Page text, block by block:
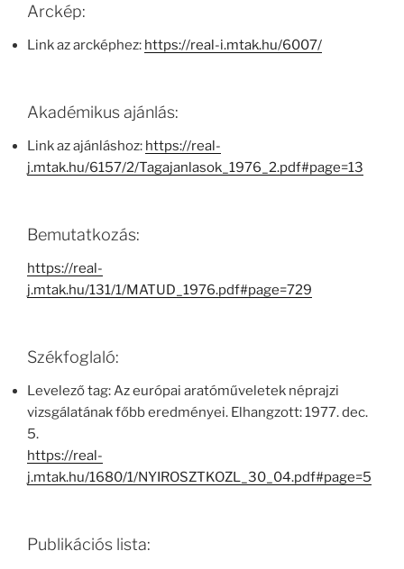
Arckép:
Link az arcképhez: https://real-i.mtak.hu/6007/
Akadémikus ajánlás:
Link az ajánláshoz: https://real-
j.mtak.hu/6157/2/Tagajanlasok_1976_2.pdf#page=13
Bemutatkozás:
https://real-
j.mtak.hu/131/1/MATUD_1976.pdf#page=729
Székfoglaló:
Levelező tag: Az európai aratóműveletek néprajzi
vizsgálatának főbb eredményei. Elhangzott: 1977. dec.
5.
https://real-
j.mtak.hu/1680/1/NYIROSZTKOZL_30_04.pdf#page=5
Publikációs lista: